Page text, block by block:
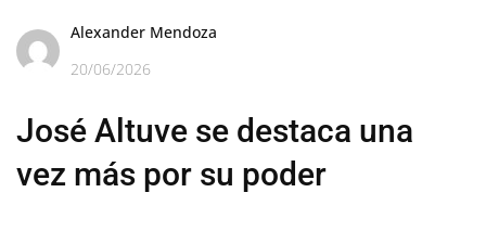
Alexander Mendoza
20/06/2026
José Altuve se destaca una
vez más por su poder